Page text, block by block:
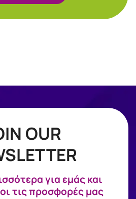
OUR
για εμάς και
τις προσφορές μας